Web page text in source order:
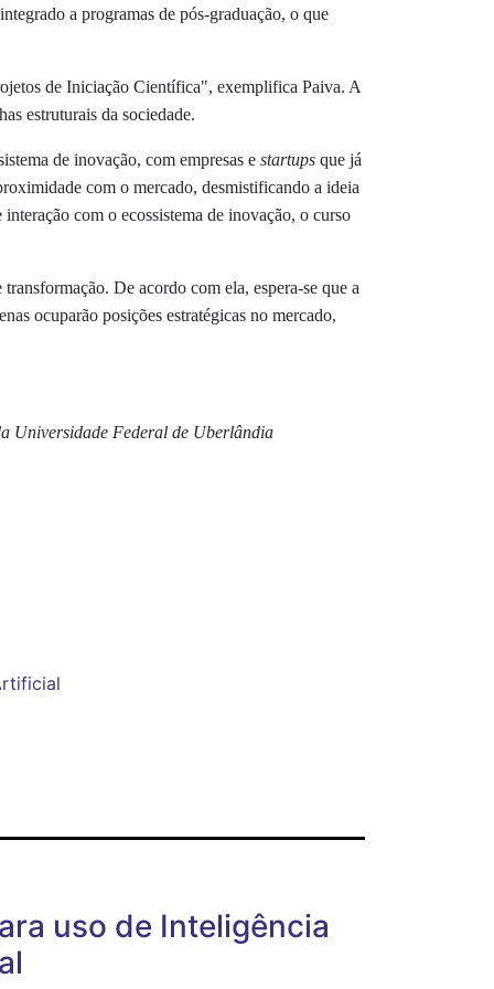
a programas de pós-graduação, o que
de Iniciação Científica", exemplifica Paiva. A
estruturais da sociedade.
de inovação, com empresas e startups que já
com o mercado, desmistificando a ideia
com o ecossistema de inovação, o curso
De acordo com ela, espera-se que a
ocuparão posições estratégicas no mercado,
Universidade Federal de Uberlândia
uso de Inteligência